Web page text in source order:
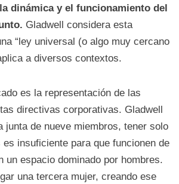
dinámica y el funcionamiento del
Gladwell considera esta
“ley universal (o algo muy cercano
a diversos contextos.
es la representación de las
directivas corporativas. Gladwell
junta de nueve miembros, tener solo
es insuficiente para que funcionen de
un espacio dominado por hombres.
una tercera mujer, creando ese